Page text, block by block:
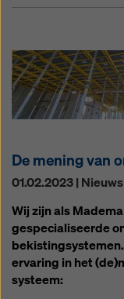
De mening van
01.02.2023 | Nieuws
Wij zijn als
gespecialiseerde
ervaring in het
systeem: